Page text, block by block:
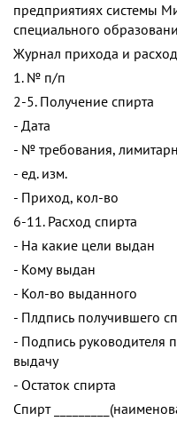
предприятиях системы
специального
Журнал прихода и
1. № п/п
2-5. Получение спирта
- Дата
- № требования,
- ед. изм.
- Приход, кол-во
6-11. Расход спирта
- На какие цели выдан
- Кому выдан
- Кол-во выданного
- Плдпись получившего
- Подпись руководителя
выдачу
- Остаток спирта
Спирт